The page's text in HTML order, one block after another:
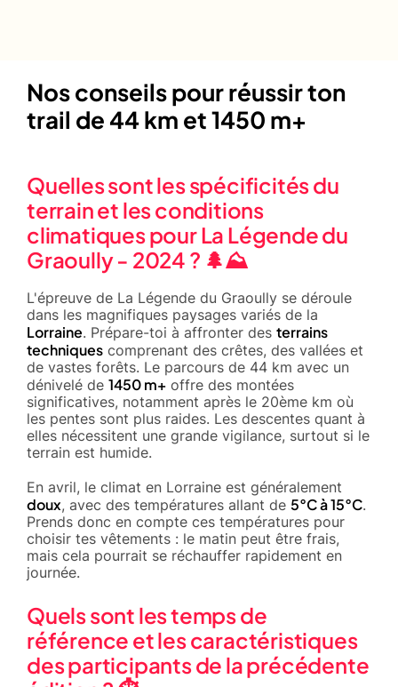
Nos conseils pour réussir ton
trail de 44 km et 1450 m+
Quelles sont les spécificités du
terrain et les conditions
climatiques pour La Légende du
Graoully - 2024 ? 🌲⛰️
L'épreuve de La Légende du Graoully se déroule
dans les magnifiques paysages variés de la
Lorraine. Prépare-toi à affronter des terrains
techniques comprenant des crêtes, des vallées et
de vastes forêts. Le parcours de 44 km avec un
dénivelé de 1450 m+ offre des montées
significatives, notamment après le 20ème km où
les pentes sont plus raides. Les descentes quant à
elles nécessitent une grande vigilance, surtout si le
terrain est humide.
En avril, le climat en Lorraine est généralement
doux, avec des températures allant de 5°C à 15°C.
Prends donc en compte ces températures pour
choisir tes vêtements : le matin peut être frais,
mais cela pourrait se réchauffer rapidement en
journée.
Quels sont les temps de
référence et les caractéristiques
des participants de la précédente